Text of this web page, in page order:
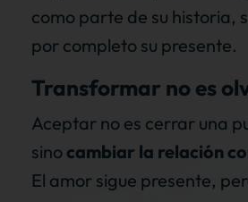
como parte de su historia,
por completo su presente.
Transformar no es
Aceptar no es cerrar una
sinocambiar la relación
El amor sigue presente,